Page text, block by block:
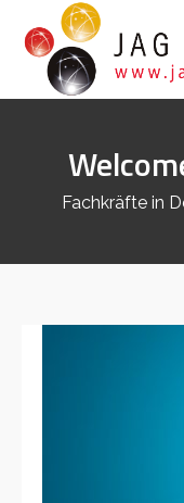
Fachkräfte in